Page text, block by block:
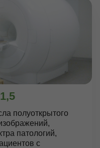
полуоткрытого
патологий,
с